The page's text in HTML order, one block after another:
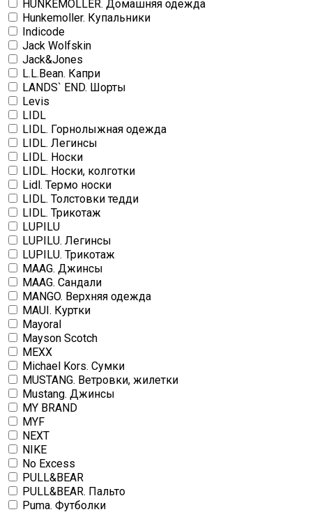
HUNKEMOLLER. Домашняя одежда
Hunkemoller. Купальники
Indicode
Jack Wolfskin
Jack&Jones
L.L.Bean. Капри
LANDS` END. Шорты
Levis
LIDL
LIDL. Горнолыжная одежда
LIDL. Легинсы
LIDL. Носки
LIDL. Носки, колготки
Lidl. Термо носки
LIDL. Толстовки тедди
LIDL. Трикотаж
LUPILU
LUPILU. Легинсы
LUPILU. Трикотаж
MAAG. Джинсы
MAAG. Сандали
MANGO. Верхняя одежда
MAUI. Куртки
Mayoral
Mayson Scotch
MEXX
Michael Kors. Сумки
MUSTANG. Ветровки, жилетки
Mustang. Джинсы
MY BRAND
MYF
NEXT
NIKE
No Excess
PULL&BEAR
PULL&BEAR. Пальто
Puma. Футболки